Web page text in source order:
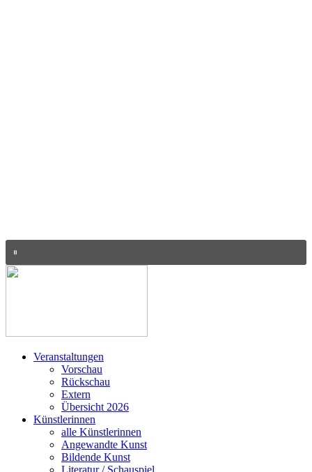
Veranstaltungen
Vorschau
Rückschau
Extern
Übersicht 2026
Künstlerinnen
alle Künstlerinnen
Angewandte Kunst
Bildende Kunst
Literatur / Schauspiel